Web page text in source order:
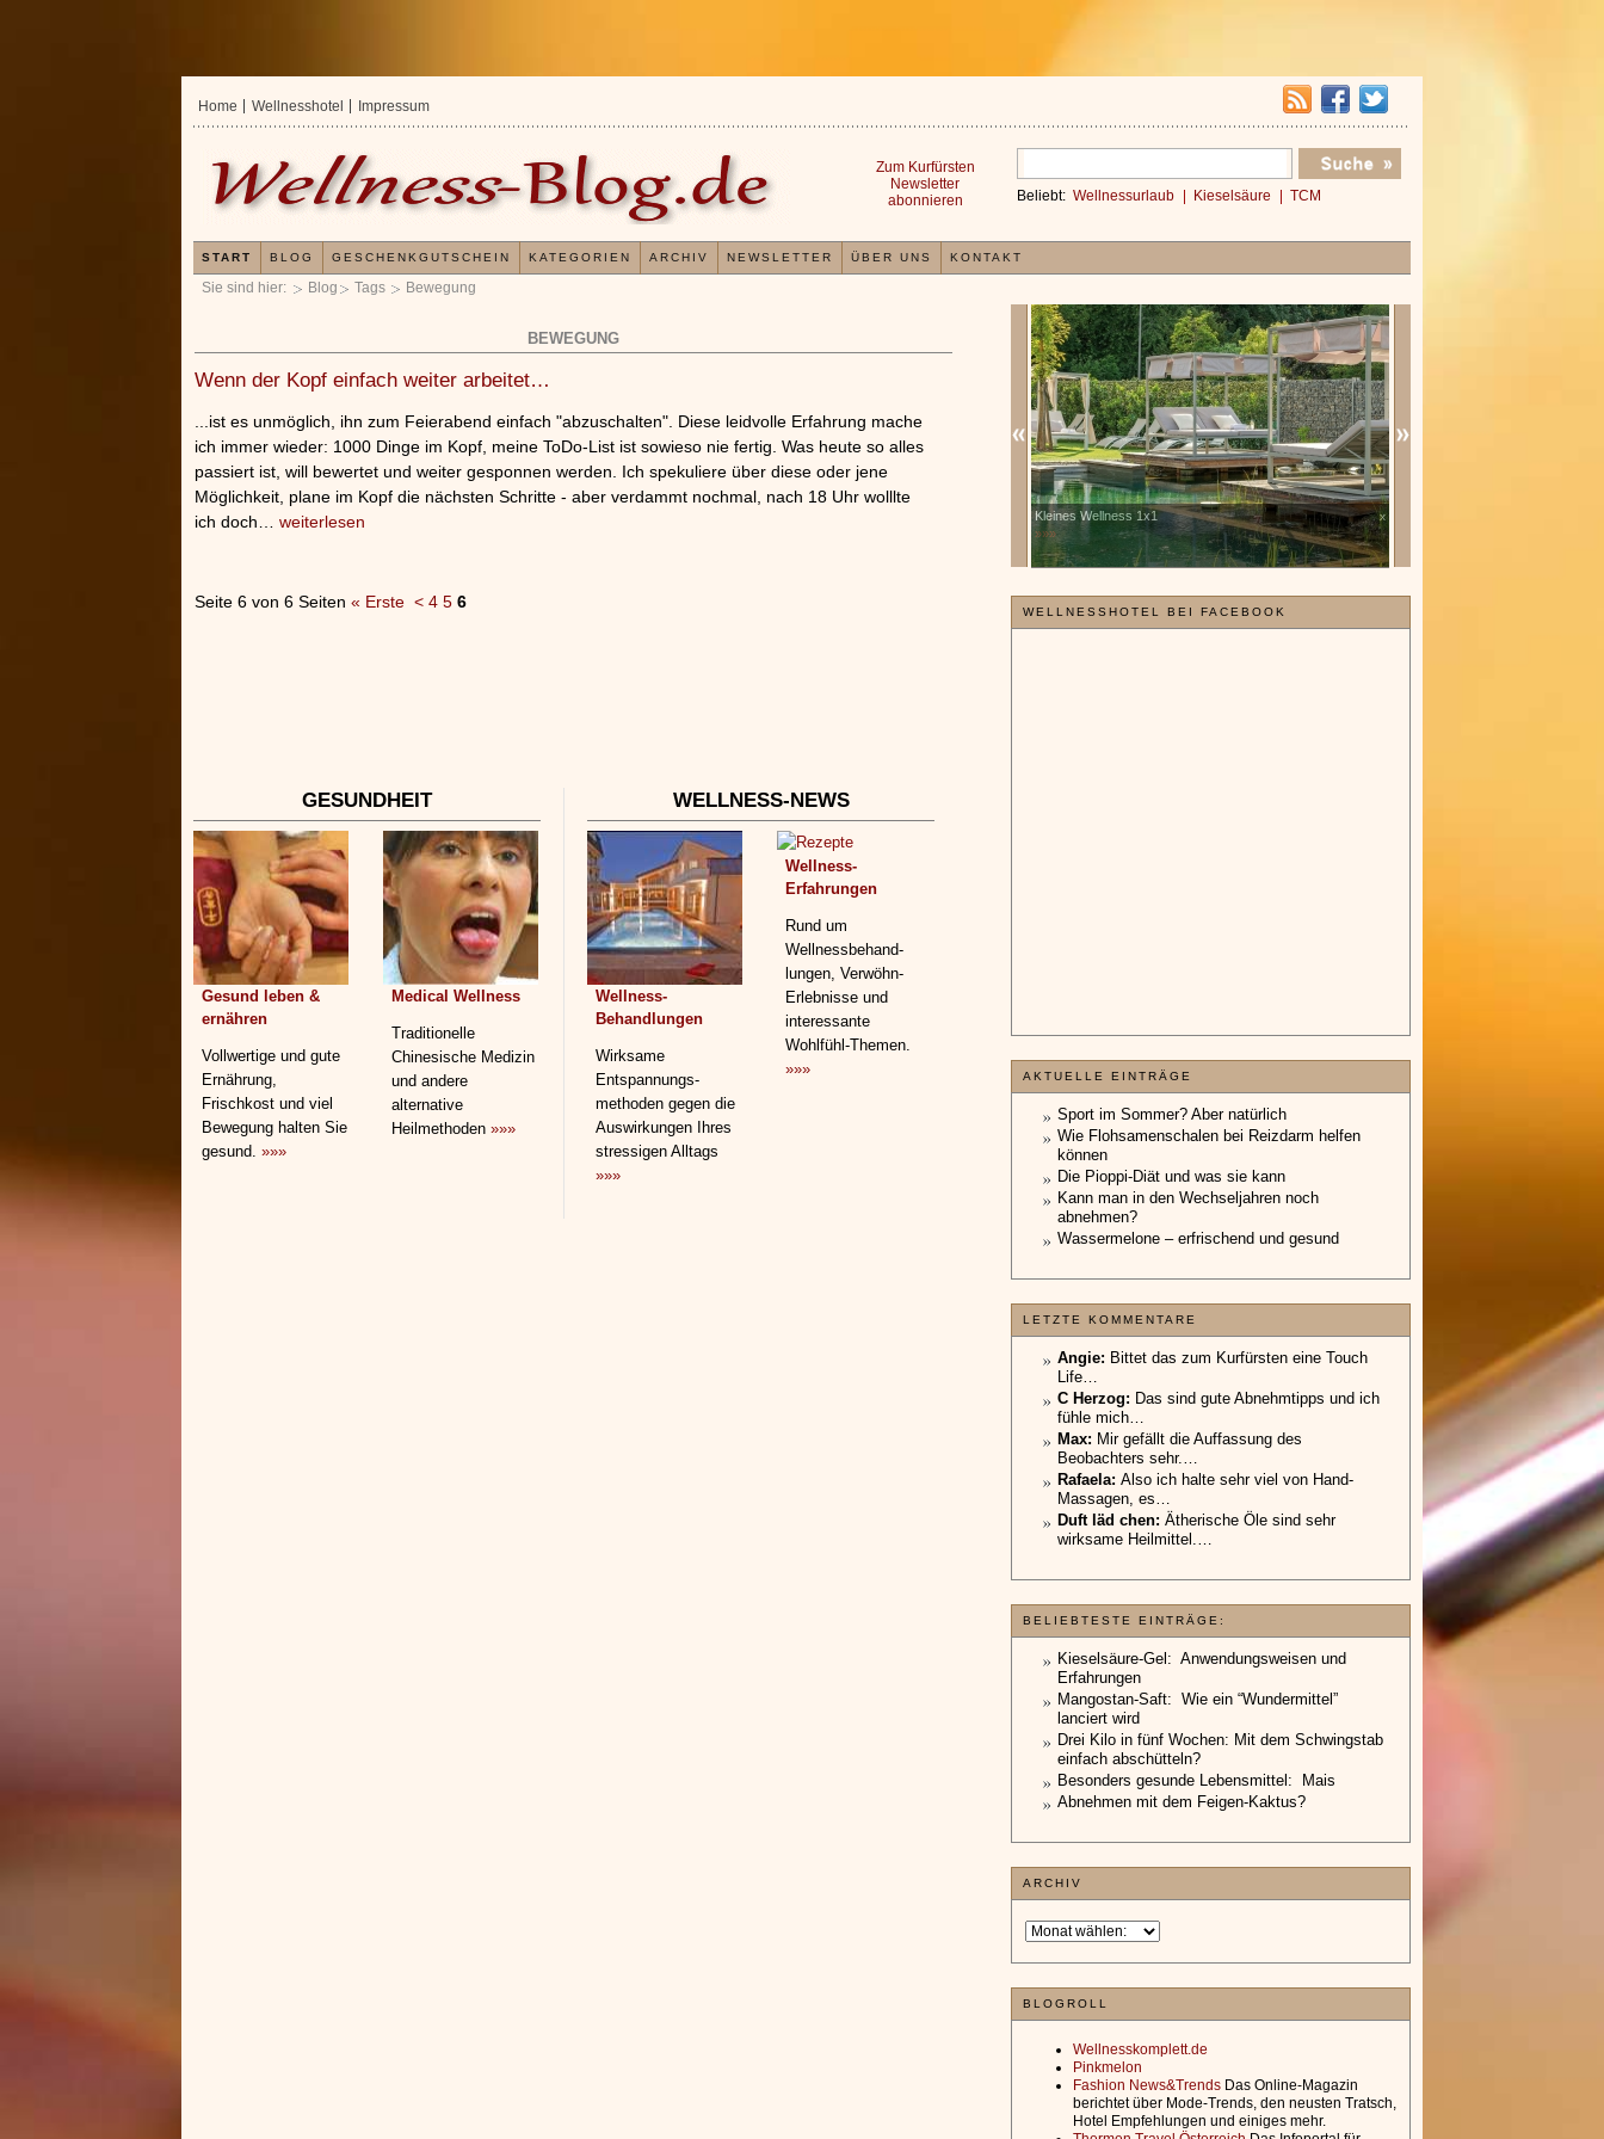
Sie sind hier: Blog Tags Bewegung
BEWEGUNG
Wenn der Kopf einfach weiter arbeitet…
...ist es unmöglich, ihn zum Feierabend einfach "abzuschalten". Diese leidvolle Erfahrung mache
ich immer wieder: 1000 Dinge im Kopf, meine ToDo-List ist sowieso nie fertig. Was heute so alles
passiert ist, will bewertet und weiter gesponnen werden. Ich spekuliere über diese oder jene
Möglichkeit, plane im Kopf die nächsten Schritte - aber verdammt nochmal, nach 18 Uhr wolllte
ich doch… weiterlesen
Seite 6 von 6 Seiten « Erste < 4 5 6
GESUNDHEIT
Gesund leben &
ernähren
Vollwertige und gute
Ernährung,
Frischkost und viel
Bewegung halten Sie
gesund. »»»
Medical Wellness
Traditionelle
Chinesische Medizin
und andere
alternative
Heilmethoden »»»
WELLNESS-NEWS
Wellness-
Behandlungen
Wirksame
Entspannungs­
methoden gegen die
Auswirkungen Ihres
stressigen Alltags
»»»
Wellness-
Erfahrungen
Rund um
Wellnessbehand­
lungen, Verwöhn-
Erlebnisse und
interessante
Wohlfühl-Themen.
»»»
x
Kleines Wellness 1x1
»»»
WELLNESSHOTEL BEI FACEBOOK
AKTUELLE EINTRÄGE
Sport im Sommer? Aber natürlich
Wie Flohsamenschalen bei Reizdarm helfen
können
Die Pioppi-Diät und was sie kann
Kann man in den Wechseljahren noch
abnehmen?
Wassermelone – erfrischend und gesund
LETZTE KOMMENTARE
Angie: Bittet das zum Kurfürsten eine Touch
Life…
C Herzog: Das sind gute Abnehmtipps und ich
fühle mich…
Max: Mir gefällt die Auffassung des
Beobachters sehr.…
Rafaela: Also ich halte sehr viel von Hand-
Massagen, es…
Duft läd chen: Ätherische Öle sind sehr
wirksame Heilmittel.…
BELIEBTESTE EINTRÄGE:
Kieselsäure-Gel: Anwendungsweisen und
Erfahrungen
Mangostan-Saft: Wie ein “Wundermittel”
lanciert wird
Drei Kilo in fünf Wochen: Mit dem Schwingstab
einfach abschütteln?
Besonders gesunde Lebensmittel: Mais
Abnehmen mit dem Feigen-Kaktus?
ARCHIV
BLOGROLL
Wellnesskomplett.de
Pinkmelon
Fashion News&Trends Das Online-Magazin
berichtet über Mode-Trends, den neusten Tratsch,
Hotel Empfehlungen und einiges mehr.
Home Wellnesshotel Impressum
Beliebt: Wellnessurlaub Kieselsäure TCM
Zum Kurfürsten
Newsletter
abonnieren
START BLOG GESCHENKGUTSCHEIN KATEGORIEN ARCHIV NEWSLETTER ÜBER UNS KONTAKT